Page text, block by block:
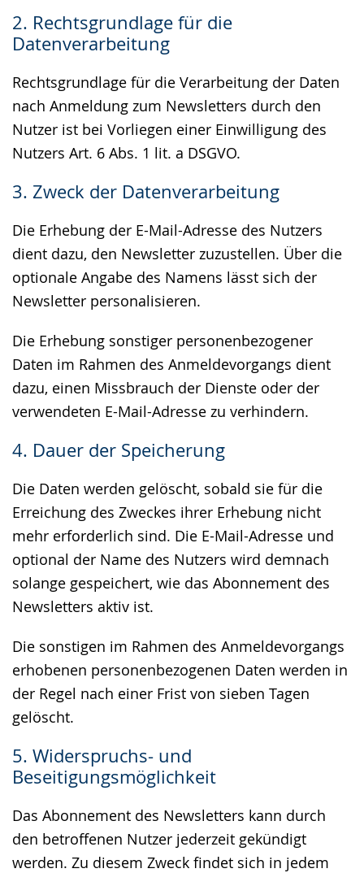
2. Rechtsgrundlage für die
Datenverarbeitung
Rechtsgrundlage für die Verarbeitung der Daten
nach Anmeldung zum Newsletters durch den
Nutzer ist bei Vorliegen einer Einwilligung des
Nutzers Art. 6 Abs. 1 lit. a DSGVO.
3. Zweck der Datenverarbeitung
Die Erhebung der E-Mail-Adresse des Nutzers
dient dazu, den Newsletter zuzustellen. Über die
optionale Angabe des Namens lässt sich der
Newsletter personalisieren.
Die Erhebung sonstiger personenbezogener
Daten im Rahmen des Anmeldevorgangs dient
dazu, einen Missbrauch der Dienste oder der
verwendeten E-Mail-Adresse zu verhindern.
4. Dauer der Speicherung
Die Daten werden gelöscht, sobald sie für die
Erreichung des Zweckes ihrer Erhebung nicht
mehr erforderlich sind. Die E-Mail-Adresse und
optional der Name des Nutzers wird demnach
solange gespeichert, wie das Abonnement des
Newsletters aktiv ist.
Die sonstigen im Rahmen des Anmeldevorgangs
erhobenen personenbezogenen Daten werden in
der Regel nach einer Frist von sieben Tagen
gelöscht.
5. Widerspruchs- und
Beseitigungsmöglichkeit
Das Abonnement des Newsletters kann durch
den betroffenen Nutzer jederzeit gekündigt
werden. Zu diesem Zweck findet sich in jedem